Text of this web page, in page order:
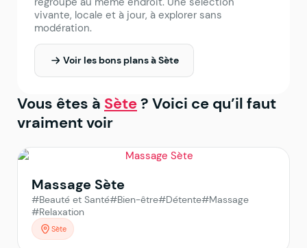
vivante, locale et à jour, à explorer sans
modération.
Voir les bons plans à Sète
Vous êtes à Sète? Voici ce qu’il faut
vraiment voir
Massage Sète
#Beauté et Santé#Bien-être#Détente#Massage
#Relaxation
Sète